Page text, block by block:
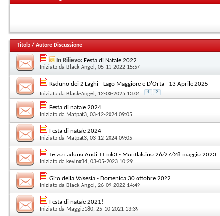
Titolo / Autore Discussione
In Rilievo: Festa di Natale 2022
Iniziato da Black-Angel , 05-11-2022 15:57
Raduno dei 2 Laghi - Lago Maggiore e D'Orta - 13 Aprile 2025
Iniziato da Black-Angel , 12-03-2025 13:04 1 2
Festa di natale 2024
Iniziato da Matpat3, 03-12-2024 09:05
Festa di natale 2024
Iniziato da Matpat3, 03-12-2024 09:05
Terzo raduno Audi TT mk3 - Montlalcino 26/27/28 maggio 2023
Iniziato da kevin#34, 03-05-2023 10:29
Giro della Valsesia - Domenica 30 ottobre 2022
Iniziato da Black-Angel , 26-09-2022 14:49
Festa di natale 2021!
Iniziato da Maggie180, 25-10-2021 13:39